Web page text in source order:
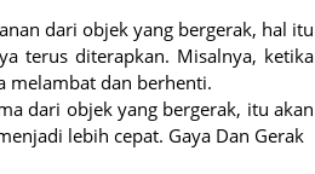
dari objek yang bergerak, hal itu
terus diterapkan. Misalnya, ketika
melambat dan berhenti.
dari objek yang bergerak, itu akan
lebih cepat. Gaya Dan Gerak